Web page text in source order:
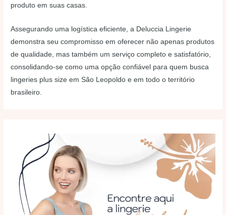
produto em suas casas.
Assegurando uma logística eficiente, a Deluccia Lingerie
demonstra seu compromisso em oferecer não apenas produtos
de qualidade, mas também um serviço completo e satisfatório,
consolidando-se como uma opção confiável para quem busca
lingeries plus size em São Leopoldo e em todo o território
brasileiro.